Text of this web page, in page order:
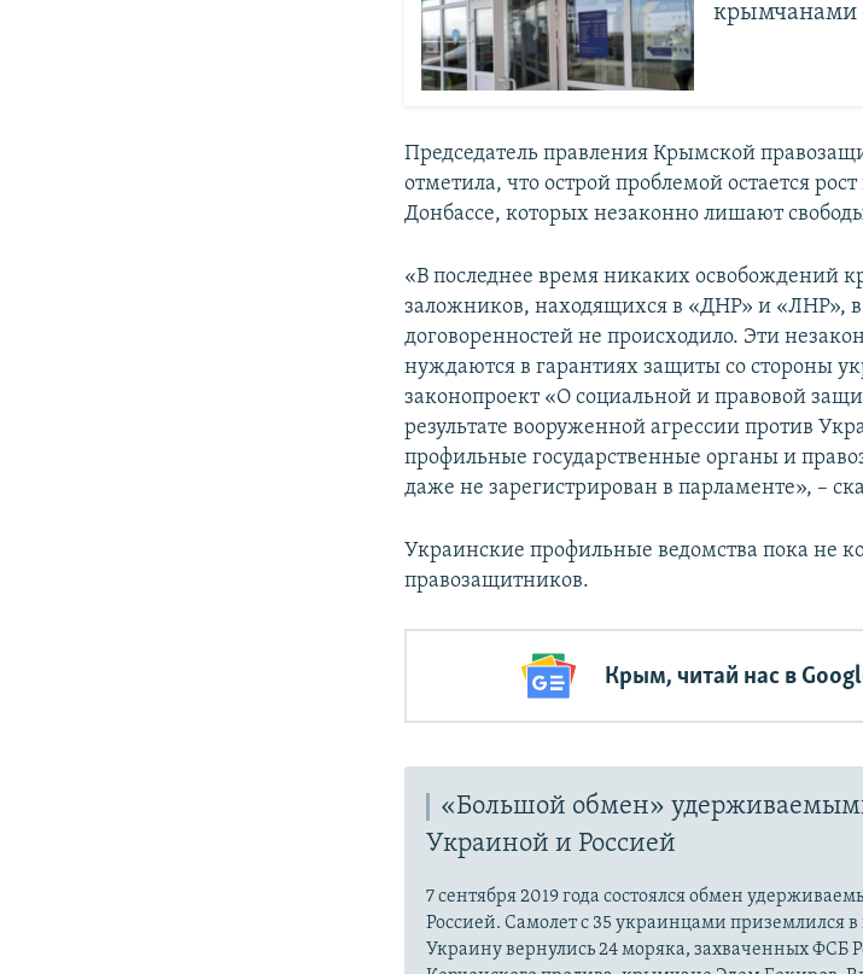
крымчанами
Председатель правления Крымской
отметила, что острой проблемой остается
Донбассе, которых незаконно лишают
«В последнее время никаких освобождений
заложников, находящихся в «ДНР» и «ЛНР»,
договоренностей не происходило. Эти
нуждаются в гарантиях защиты со стороны
законопроект «О социальной и правовой
результате вооруженной агрессии против
профильные государственные органы и
даже не зарегистрирован в парламенте», –
Украинские профильные ведомства пока не
правозащитников.
Крым, читай нас в
«Большой обмен»
Украиной и Россией
7 сентября 2019 года состоялся обмен
Россией. Самолет с 35 украинцами приземлился
Украину вернулись 24 моряка, захваченных ФСБ